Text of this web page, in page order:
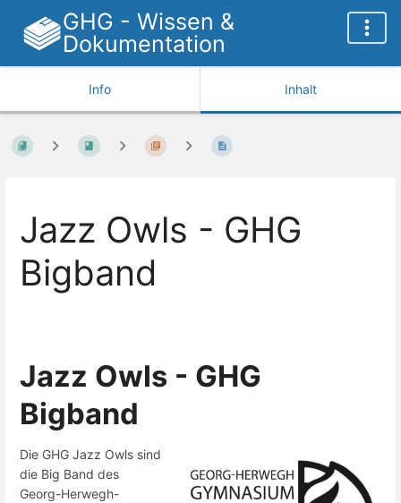
GHG - Wissen &
Dokumentation
Info Inhalt
Jazz Owls - GHG
Bigband
Jazz Owls - GHG
Bigband
Die GHG Jazz Owls sind
die Big Band des
Georg-Herwegh-